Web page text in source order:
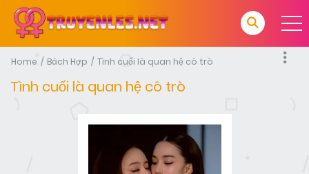
Home Bách Hợp Tình cuối là quan hệ cô trò
Tình cuối là quan hệ cô trò